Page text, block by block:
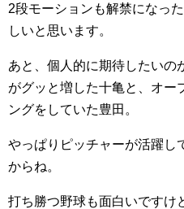
2段モーションも解禁になっ
しいと思います。
あと、個人的に期待したいの
がグッと増した十亀と、オー
ングをしていた豊田。
やっぱりピッチャーが活躍し
からね。
打ち勝つ野球も面白いですけ